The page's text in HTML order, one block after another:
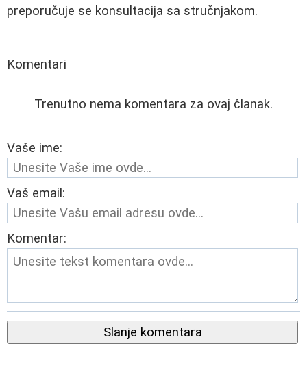
preporučuje se konsultacija sa stručnjakom.
Komentari
Trenutno nema komentara za ovaj članak.
Vaše ime:
Vaš email:
Komentar:
Slanje komentara